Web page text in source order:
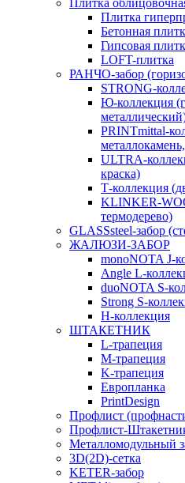
Плитка
Плитка
Бетонная
Гипсовая
LOFT-плитка
РАНЧО-забор
STRONG-
Ю-коллекция
PRINTmittal-
ULTRA-
краска)
Т-коллекция
KLINKER-
термодерево)
GLASSsteel-забор
ЖАЛЮЗИ-ЗАБОР
monoNOTA J-
Angle L-
duoNOTA S-
Strong S-
H-коллекция
ШТАКЕТНИК
L-трапеция
M-трапеция
K-трапеция
Европланка
PrintDesign
Профлист
Профлист-
Металломодульный
3D(2D)-сетка
KETER-забор